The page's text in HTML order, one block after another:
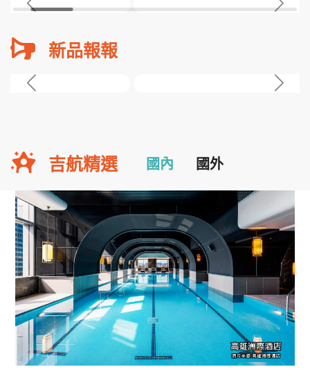
新品報報
吉航精選 國內 國外